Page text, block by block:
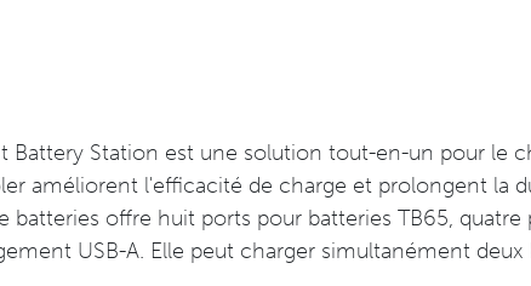
Battery Station est une solution tout-en-un pour le
améliorent l'efficacité de charge et prolongent la
batteries offre huit ports pour batteries TB65,
USB-A. Elle peut charger simultanément deux